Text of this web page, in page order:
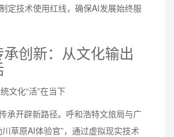
定技术使用红线，确保AI发展始终服
创新：从文化输出
文化“活”在当下
承开辟新路径。呼和浩特文旅局与广
草原AI体验官”，通过虚拟现实技术